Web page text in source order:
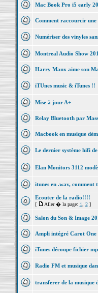
Mac Book Pro i5 early
Comment raccourcir une
Numériser des vinyles
Montreal Audio Show
Harry Manx aime son
iTUnes music & iTunes !!
Mise à jour A+
Relay Bluetooth par
Macbook en musique
Le dernier système hifi
Elan Monitors 3112
itunes en .wav, comment
Ecouter de la radio!!!!
[ Aller � la page: 1 2]
Salon du Son & Image
Ampli intégré Carot One
iTunes découpe fichier
Radio FM et musique
transferer de la musique